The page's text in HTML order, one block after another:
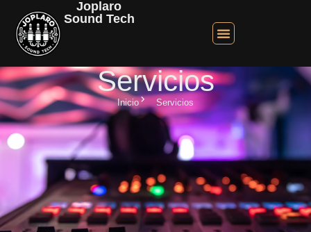
contenido
Joplaro
Sound Tech
Servicios
Inicio Servicios